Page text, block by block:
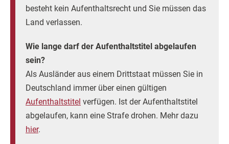
besteht kein Aufenthaltsrecht und Sie müssen das
Land verlassen.
Wie lange darf der Aufenthaltstitel abgelaufen
sein?
Als Ausländer aus einem Drittstaat müssen Sie in
Deutschland immer über einen gültigen
Aufenthaltstitel verfügen. Ist der Aufenthaltstitel
abgelaufen, kann eine Strafe drohen. Mehr dazu
hier.